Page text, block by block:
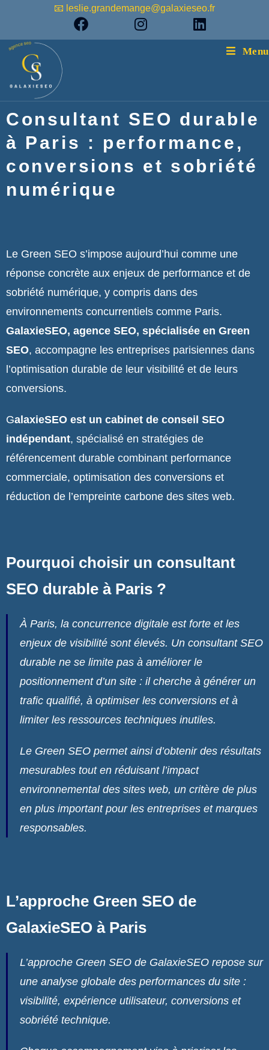
📧 leslie.grandemange@galaxieseo.fr
Menu
Consultant SEO durable
à Paris : performance,
conversions et sobriété
numérique
Le Green SEO s’impose aujourd’hui comme une
réponse concrète aux enjeux de performance et de
sobriété numérique, y compris dans des
environnements concurrentiels comme Paris.
GalaxieSEO, agence SEO, spécialisée en Green
SEO, accompagne les entreprises parisiennes dans
l’optimisation durable de leur visibilité et de leurs
conversions.
GalaxieSEO est un cabinet de conseil SEO
indépendant, spécialisé en stratégies de
référencement durable combinant performance
commerciale, optimisation des conversions et
réduction de l’empreinte carbone des sites web.
Pourquoi choisir un consultant
SEO durable à Paris ?
À Paris, la concurrence digitale est forte et les
enjeux de visibilité sont élevés. Un consultant SEO
durable ne se limite pas à améliorer le
positionnement d’un site : il cherche à générer un
trafic qualifié, à optimiser les conversions et à
limiter les ressources techniques inutiles.
Le Green SEO permet ainsi d’obtenir des résultats
mesurables tout en réduisant l’impact
environnemental des sites web, un critère de plus
en plus important pour les entreprises et marques
responsables.
L’approche Green SEO de
GalaxieSEO à Paris
L’approche Green SEO de GalaxieSEO repose sur
une analyse globale des performances du site :
visibilité, expérience utilisateur, conversions et
sobriété technique.